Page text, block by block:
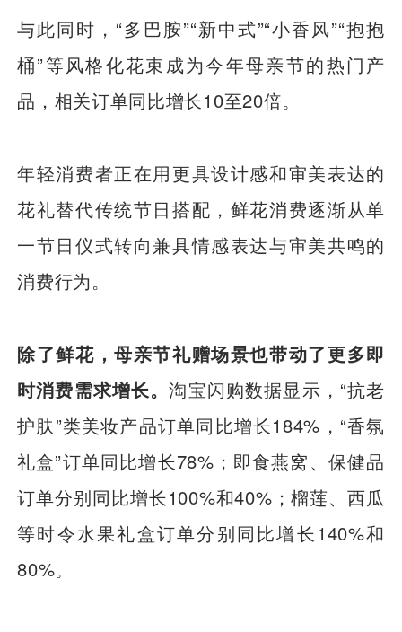
与此同时，“多巴胺”“新中式”“小香风”“抱抱
桶”等风格化花束成为今年母亲节的热门产
品，相关订单同比增长10至20倍。
年轻消费者正在用更具设计感和审美表达的
花礼替代传统节日搭配，鲜花消费逐渐从单
一节日仪式转向兼具情感表达与审美共鸣的
消费行为。
除了鲜花，母亲节礼赠场景也带动了更多即
时消费需求增长。淘宝闪购数据显示，“抗老
护肤”类美妆产品订单同比增长184%，“香氛
礼盒”订单同比增长78%；即食燕窝、保健品
订单分别同比增长100%和40%；榴莲、西瓜
等时令水果礼盒订单分别同比增长140%和
80%。